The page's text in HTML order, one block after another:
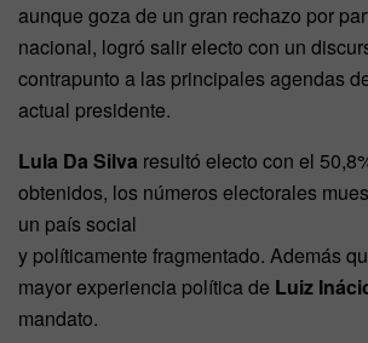
aunque goza de un gran rechazo por
nacional, logró salir electo con un
contrapunto a las principales agendas
actual presidente.
Lula Da Silva resultó electo con el
obtenidos, los números electorales
un país social
y políticamente fragmentado. Además
mayor experiencia política de Luiz
mandato.